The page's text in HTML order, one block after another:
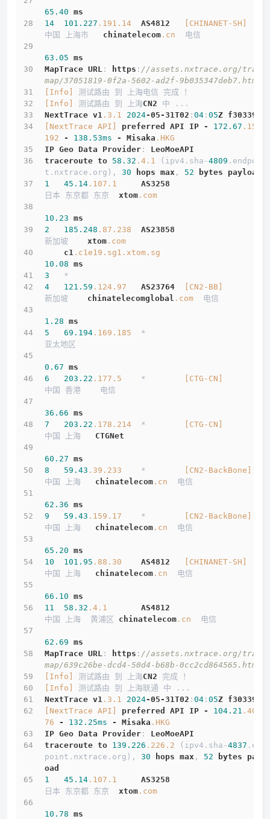
65.40 ms
14
101.227 .191 .14 AS4812
[CHINANET-SH]
中国 上海市 chinatelecom .cn
  电信
63.05 ms
MapTrace URL : https : //assets.nxtrace.org/trace
map/37051819-0f2a-5602-ad2f-9b035347deb7.html
[Info]
测试路由 到 上海电信 完成 ！
[Info]
测试路由 到 上海CN2 中 ...
NextTrace v1 .3 .1 2024-05-31T02 : 04 : 05Z f303397
[NextTrace API]
preferred API IP - 172.67 .155
192
- 138.53ms - Misaka .HKG
IP Geo Data Provider : LeoMoeAPI
traceroute to 58.32 .4 .1 (ipv4.sha-4809 .endpoin
t.nxtrace.org), 30 hops max , 52 bytes
payload
1
45.14 .107 .1
AS3258
日本 东京都 东京 xtom .com
10.23 ms
2
185.248 .87 .238
AS23858
新加坡 xtom .com
c1 .c1e19 .sg1 .xtom .sg
10.08 ms
3
   *
4
121.59 .124 .97 AS23764
[CN2-BB]
新加坡 chinatelecomglobal .com
  电信
1.28 ms
5
69.194 .169 .185
  *
亚太地区
0.67 ms
6
203.22 .177 .5
    *
[CTG-CN]
中国 香港    电信
36.66 ms
7
203.22 .178 .214
  *
[CTG-CN]
中国 上海 CTGNet
60.27 ms
8
59.43 .39 .233
    *
[CN2-BackBone]
中国 上海 chinatelecom .cn
  电信
62.36 ms
9
59.43 .159 .17
    *
[CN2-BackBone]
中国 上海 chinatelecom .cn
  电信
65.20 ms
10
101.95 .88 .30 AS4812
[CHINANET-SH]
中国 上海 chinatelecom .cn
  电信
66.10 ms
11
58.32 .4 .1
AS4812
中国 上海  黄浦区 chinatelecom .cn
  电信
62.69 ms
MapTrace URL : https : //assets.nxtrace.org/trace
map/639c26be-dcd4-50d4-b68b-0cc2cd864565.html
[Info]
测试路由 到 上海CN2 完成 ！
[Info]
测试路由 到 上海联通 中 ...
NextTrace v1 .3 .1 2024-05-31T02 : 04 : 05Z f303397
[NextTrace API]
preferred API IP - 104.21 .40
76
- 132.25ms - Misaka .HKG
IP Geo Data Provider : LeoMoeAPI
traceroute to 139.226 .226 .2 (ipv4.sha-4837 .end
point.nxtrace.org), 30 hops max , 52 bytes
payl
oad
1
45.14 .107 .1
AS3258
日本 东京都 东京 xtom .com
10.78 ms